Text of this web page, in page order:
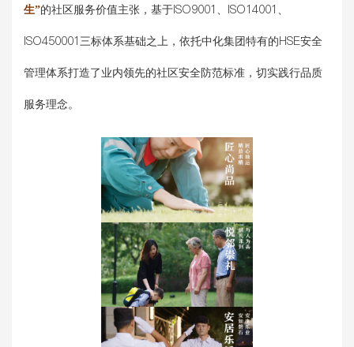
生”的社区服务价值主张，基于ISO9001、ISO14001、
ISO450001三标体系基础之上，依托中化集团特有的HSE安全
管理体系打造了业内领先的社区安全防范标准，切实践行品质
服务理念。